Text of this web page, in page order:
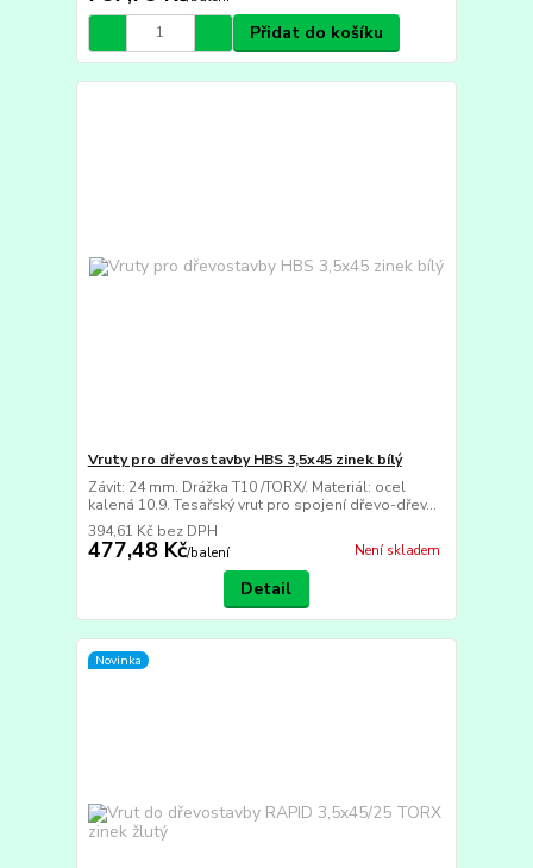
Přidat do košíku
Vruty pro dřevostavby HBS 3,5x45 zinek bílý
Závit: 24 mm. Drážka T10 /TORX/. Materiál: ocel
kalená 10.9. Tesařský vrut pro spojení dřevo-dřev...
477,48 Kč/balení
394,61 Kč bez DPH
Není skladem
Detail
Novinka